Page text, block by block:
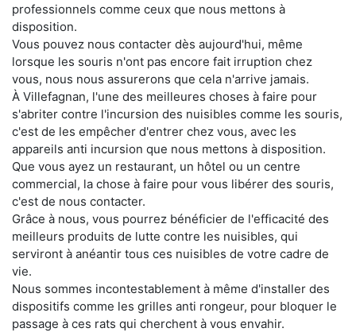
professionnels comme ceux que nous mettons à
disposition.
Vous pouvez nous contacter dès aujourd'hui, même
lorsque les souris n'ont pas encore fait irruption chez
vous, nous nous assurerons que cela n'arrive jamais.
À Villefagnan, l'une des meilleures choses à faire pour
s'abriter contre l'incursion des nuisibles comme les souris,
c'est de les empêcher d'entrer chez vous, avec les
appareils anti incursion que nous mettons à disposition.
Que vous ayez un restaurant, un hôtel ou un centre
commercial, la chose à faire pour vous libérer des souris,
c'est de nous contacter.
Grâce à nous, vous pourrez bénéficier de l'efficacité des
meilleurs produits de lutte contre les nuisibles, qui
serviront à anéantir tous ces nuisibles de votre cadre de
vie.
Nous sommes incontestablement à même d'installer des
dispositifs comme les grilles anti rongeur, pour bloquer le
passage à ces rats qui cherchent à vous envahir.